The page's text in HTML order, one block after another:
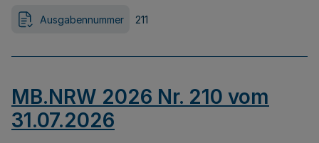
Ausgabennummer 211
MB.NRW 2026 Nr. 210 vom
31.07.2026